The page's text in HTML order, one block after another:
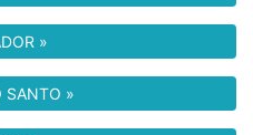
»
SANTO »